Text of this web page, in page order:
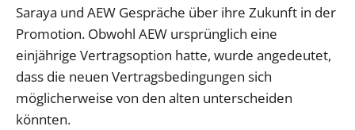
Saraya und AEW Gespräche über ihre Zukunft in der
Promotion. Obwohl AEW ursprünglich eine
einjährige Vertragsoption hatte, wurde angedeutet,
dass die neuen Vertragsbedingungen sich
möglicherweise von den alten unterscheiden
könnten.